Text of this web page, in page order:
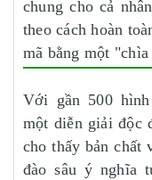
chung cho cả
theo cách hoàn
mã bằng một
Với gần 500
một diễn giải độc
cho thấy bản chất
đào sâu ý nghĩa